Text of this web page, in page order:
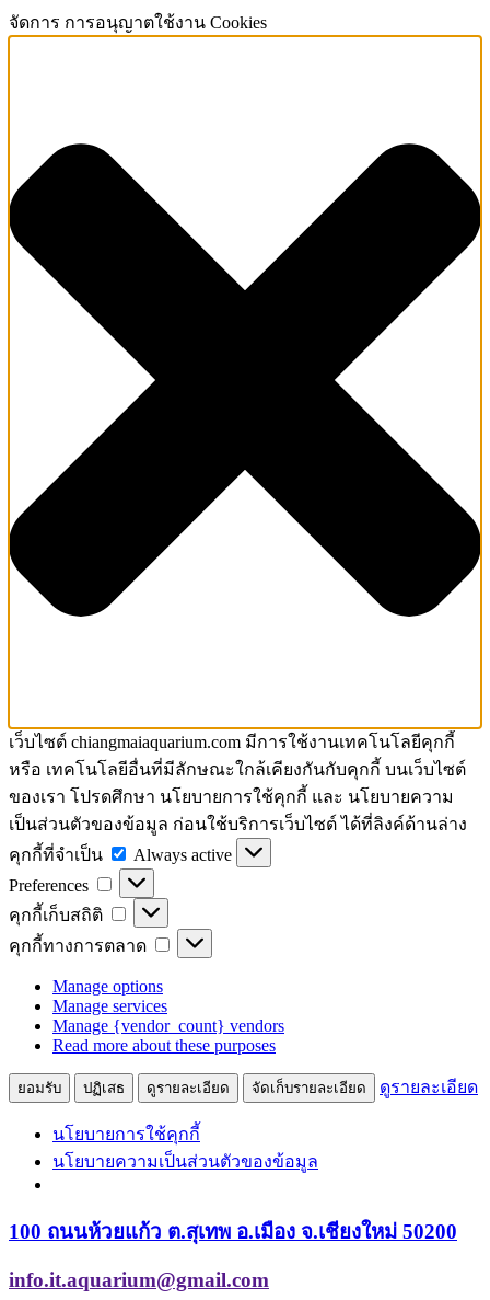
จัดการ การอนุญาตใช้งาน Cookies
เว็บไซต์ chiangmaiaquarium.com มีการใช้งานเทคโนโลยีคุกกี้
หรือ เทคโนโลยีอื่นที่มีลักษณะใกล้เคียงกันกับคุกกี้ บนเว็บไซต์
ของเรา โปรดศึกษา นโยบายการใช้คุกกี้ และ นโยบายความ
เป็นส่วนตัวของข้อมูล ก่อนใช้บริการเว็บไซต์ ได้ที่ลิงค์ด้านล่าง
คุกกี้ที่จำเป็น
คุกกี้
ที่
จำเป็น
Always active
Preferences
Preferences
คุกกี้เก็บสถิติ
คุกกี้
เก็บ
คุกกี้ทางการตลาด
คุกกี้
Manage options
Manage services
Manage {vendor_count} vendors
Read more about these purposes
ยอมรับ ปฏิเสธ ดูรายละเอียด จัดเก็บรายละเอียด ดูรายละเอียด
นโยบายการใช้คุกกี้
นโยบายความเป็นส่วนตัวของข้อมูล
Skip
to
100 ถนนห้วยแก้ว ต.สุเทพ อ.เมือง จ.เชียงใหม่ 50200
info.it.aquarium@gmail.com